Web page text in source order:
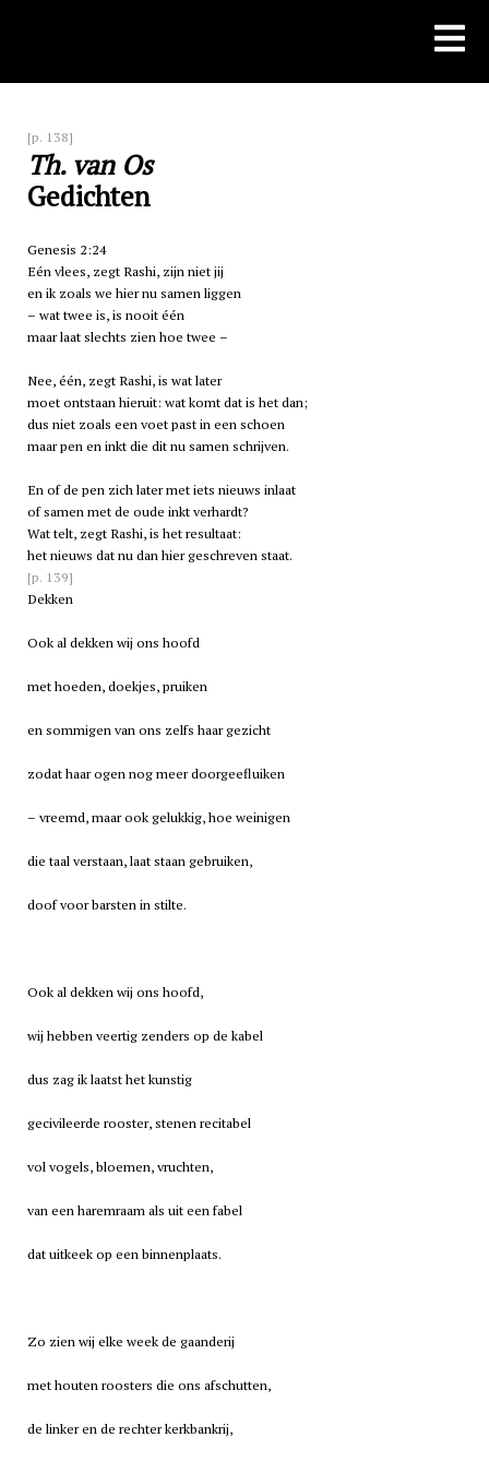
[p. 138]
Th. van Os
Gedichten
Genesis 2:24
Eén vlees, zegt Rashi, zijn niet jij
en ik zoals we hier nu samen liggen
– wat twee is, is nooit één
maar laat slechts zien hoe twee –
Nee, één, zegt Rashi, is wat later
moet ontstaan hieruit: wat komt dat is het dan;
dus niet zoals een voet past in een schoen
maar pen en inkt die dit nu samen schrijven.
En of de pen zich later met iets nieuws inlaat
of samen met de oude inkt verhardt?
Wat telt, zegt Rashi, is het resultaat:
het nieuws dat nu dan hier geschreven staat.
[p. 139]
Dekken
Ook al dekken wij ons hoofd
met hoeden, doekjes, pruiken
en sommigen van ons zelfs haar gezicht
zodat haar ogen nog meer doorgeefluiken
– vreemd, maar ook gelukkig, hoe weinigen
die taal verstaan, laat staan gebruiken,
doof voor barsten in stilte.
Ook al dekken wij ons hoofd,
wij hebben veertig zenders op de kabel
dus zag ik laatst het kunstig
gecivileerde rooster, stenen recitabel
vol vogels, bloemen, vruchten,
van een haremraam als uit een fabel
dat uitkeek op een binnenplaats.
Zo zien wij elke week de gaanderij
met houten roosters die ons afschutten,
de linker en de rechter kerkbankrij,